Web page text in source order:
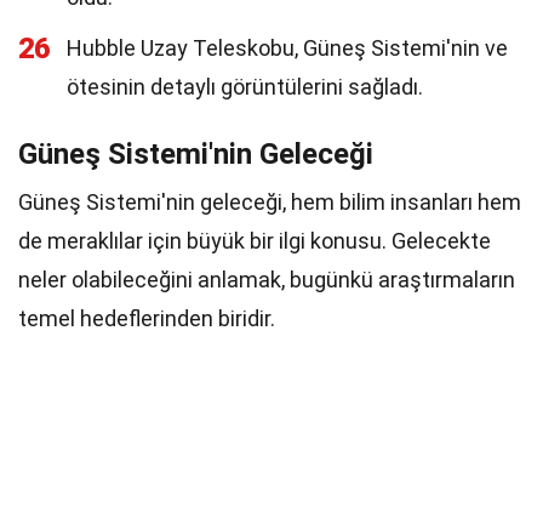
26
Hubble Uzay Teleskobu, Güneş Sistemi'nin ve
ötesinin detaylı görüntülerini sağladı.
Güneş Sistemi'nin Geleceği
Güneş Sistemi'nin geleceği, hem bilim insanları hem
de meraklılar için büyük bir ilgi konusu. Gelecekte
neler olabileceğini anlamak, bugünkü araştırmaların
temel hedeflerinden biridir.